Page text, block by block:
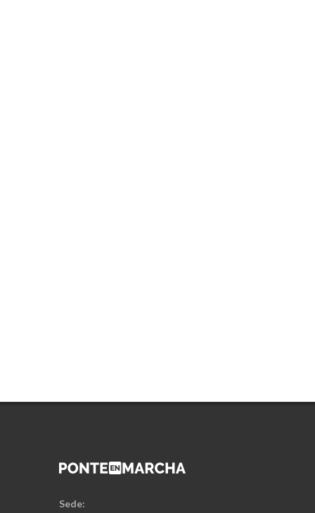
Sede: